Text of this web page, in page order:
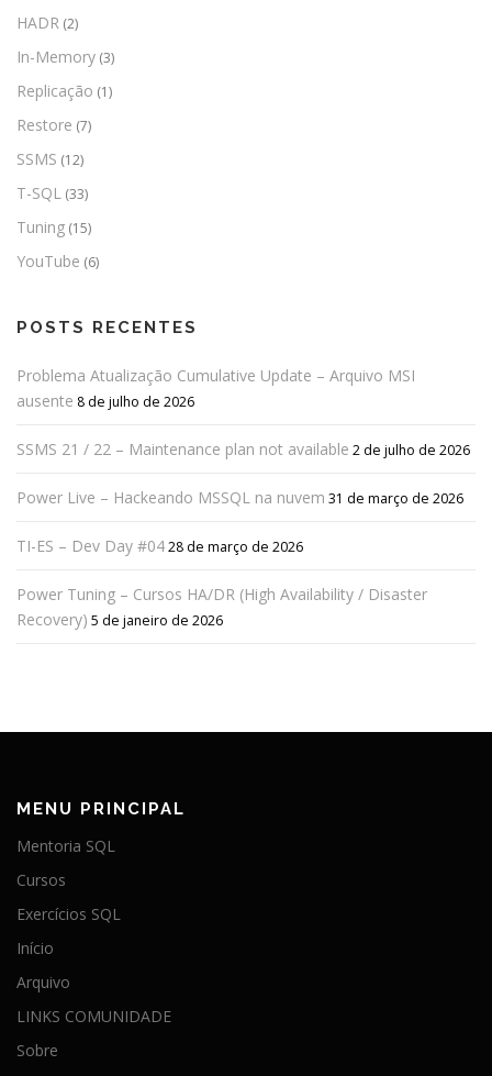
HADR (2)
In-Memory (3)
Replicação (1)
Restore (7)
SSMS (12)
T-SQL (33)
Tuning (15)
YouTube (6)
POSTS RECENTES
Problema Atualização Cumulative Update – Arquivo MSI
ausente 8 de julho de 2026
SSMS 21 / 22 – Maintenance plan not available 2 de julho de 2026
Power Live – Hackeando MSSQL na nuvem 31 de março de 2026
TI-ES – Dev Day #0428 de março de 2026
Power Tuning – Cursos HA/DR (High Availability / Disaster
Recovery) 5 de janeiro de 2026
MENU PRINCIPAL
Mentoria SQL
Cursos
Exercícios SQL
Início
Arquivo
LINKS COMUNIDADE
Sobre